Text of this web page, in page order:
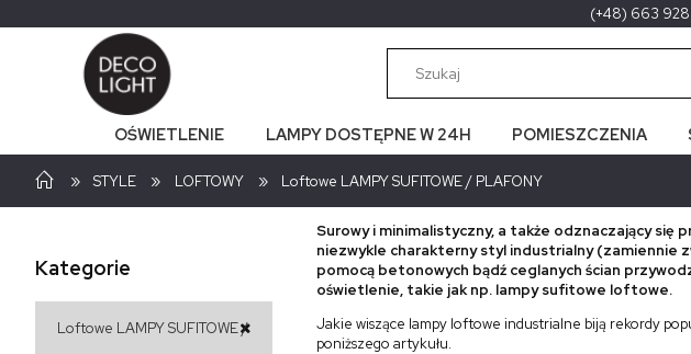
(+48) 663 928
OŚWIETLENIE LAMPY DOSTĘPNE W 24H POMIESZCZENIA
» STYLE » LOFTOWY » Loftowe LAMPY SUFITOWE / PLAFONY
Kategorie
Loftowe LAMPY SUFITOWE /
Surowy i minimalistyczny, a także odznaczający
niezwykle charakterny styl industrialny
pomocą betonowych bądź ceglanych ścian
oświetlenie, takie jak np. lampy sufitowe loftowe.
Jakie wiszące lampy loftowe industrialne biją rekordy
poniższego artykułu.